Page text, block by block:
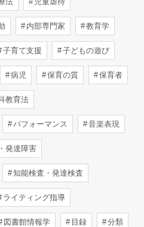
内部専門家 教育学
子育て支援 子どもの遊び
病児 保育の質 保育者
教育法
パフォーマンス 音楽表現
発達障害
知能検査・発達検査
ライティング指導
図書館情報学 目録 分類